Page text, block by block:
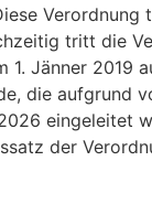
Verordnung
tritt die
1. Jänner 2019
die aufgrund
eingeleitet
der